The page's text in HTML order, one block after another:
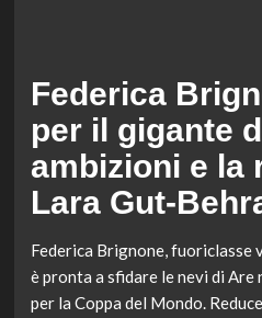
Federica
per il gigante
ambizioni e la
Lara Gut-
Federica Brignone, fuoriclasse
è pronta a sfidare le nevi di
per la Coppa del Mondo.